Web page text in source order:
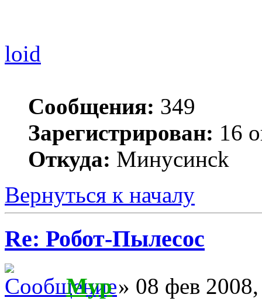
loid
Сообщения: 349
Зарегистрирован: 16
Откуда: Минycинck
Вернуться к началу
Re: Робот-Пылесос
Myp» 08 фев